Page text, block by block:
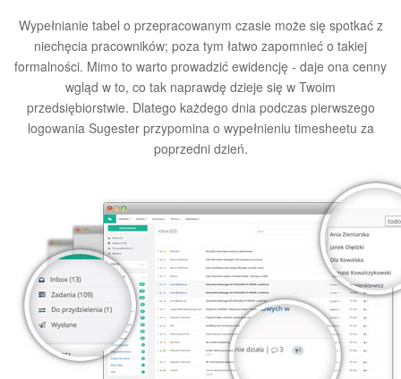
Wypełnianie tabel o przepracowanym czasie może się spotkać z
niechęcia pracowników; poza tym łatwo zapomnieć o takiej
formalności. Mimo to warto prowadzić ewidencję - daje ona cenny
wgląd w to, co tak naprawdę dzieje się w Twoim
przedsiębiorstwie. Dlatego każdego dnia podczas pierwszego
logowania Sugester przypomina o wypełnieniu timesheetu za
poprzedni dzień.